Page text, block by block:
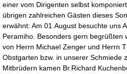
einer vom Dirigenten selbst
übrigen zahlreichen Gästen dieses
erwähnt: Am 01.August besuchte uns
Peramiho. Besonders gern begrüßten
von Herrn Michael Zenger und Herrn
Obstgarten bzw. in unserer Schmiede
Mitbrüdern kamen Br.Richard